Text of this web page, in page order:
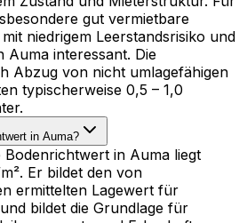
gut vermietbare
niedrigem Leerstandsrisiko und
Auma interessant. Die
Abzug von nicht umlagefähigen
typischerweise 0,5 – 1,0
in Auma?
in Auma liegt
Er bildet den von
ermittelten Lagewert für
bildet die Grundlage für